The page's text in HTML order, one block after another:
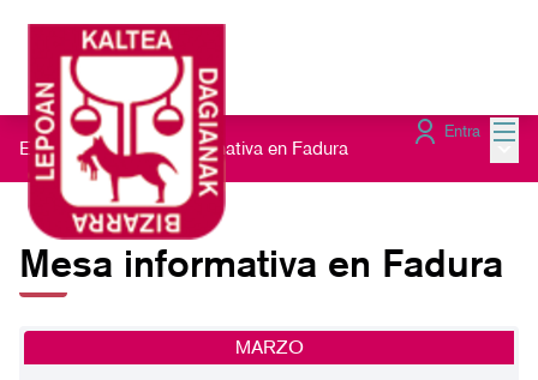
Entra
Encuentros / Mesa informativa en Fadura
Mesa informativa en Fadura
MARZO